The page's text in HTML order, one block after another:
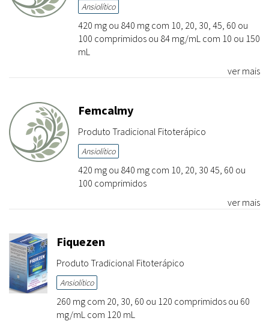
Ansiolítico
420 mg ou 840 mg com 10, 20, 30, 45, 60 ou
100 comprimidos ou 84 mg/mL com 10 ou 150
mL
ver mais
Femcalmy
Produto Tradicional Fitoterápico
Ansiolítico
420 mg ou 840 mg com 10, 20, 30 45, 60 ou
100 comprimidos
ver mais
Fiquezen
Produto Tradicional Fitoterápico
Ansiolítico
260 mg com 20, 30, 60 ou 120 comprimidos ou 60
mg/mL com 120 mL